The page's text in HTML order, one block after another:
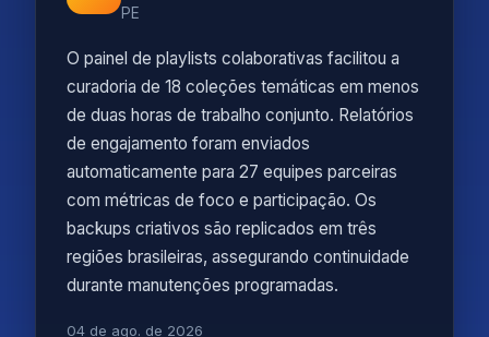
PE
O painel de playlists colaborativas facilitou a
curadoria de 18 coleções temáticas em menos
de duas horas de trabalho conjunto. Relatórios
de engajamento foram enviados
automaticamente para 27 equipes parceiras
com métricas de foco e participação. Os
backups criativos são replicados em três
regiões brasileiras, assegurando continuidade
durante manutenções programadas.
04 de ago. de 2026